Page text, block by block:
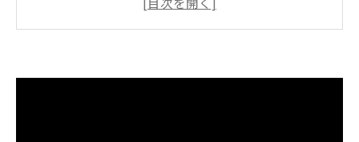
の、 「介護予防の話し」